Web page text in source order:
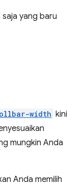
yang baru
width kini
mungkin Anda
Anda memilih